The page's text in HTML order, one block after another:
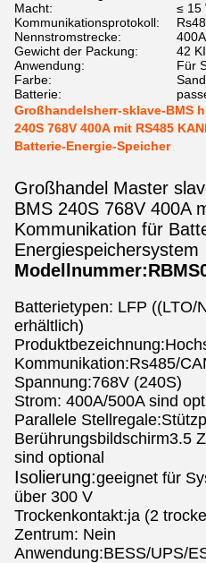
Macht:
≤ 15
Kommunikationsprotokoll:
Nennstromstrecke:
Gewicht der Packung:
42
Anwendung:
Für
Farbe:
Batterie:
Großhandelsherr-sklave-BMS
240S 768V 400A mit RS485
Batterie-Energie-Speicher
Großhandel Master
BMS 240S 768V 400A
Kommunikation für
Energiespeichersystem
Batterietypen: LFP ((LTO/
erhältlich)
Kommunikation:Rs485/
Spannung:768V (240S)
Strom: 400A/500A sind
Parallele
Berührungsbildschirm3.5
sind optional
Isolierung:geeignet für
über 300 V
Trockenkontakt:ja (2
Zentrum: Nein
Anwendung:BESS/UPS/